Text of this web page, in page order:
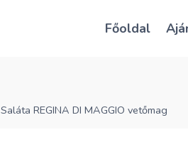
Főoldal
Saláta REGINA DI MAGGIO vetőmag